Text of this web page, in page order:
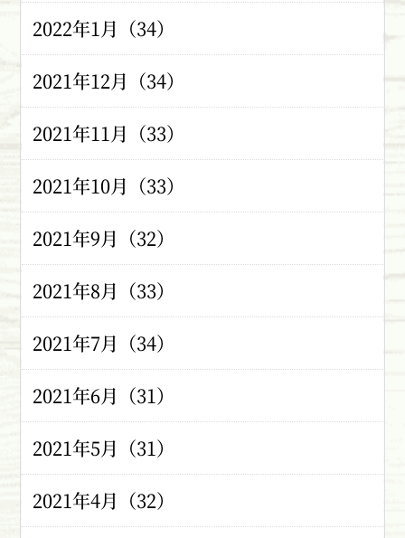
2022年1月（34）
2021年12月（34）
2021年11月（33）
2021年10月（33）
2021年9月（32）
2021年8月（33）
2021年7月（34）
2021年6月（31）
2021年5月（31）
2021年4月（32）